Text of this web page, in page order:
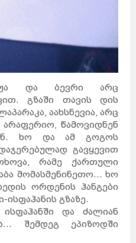
და ბევრი არც
გზაში თავის დის
აახსნევია, არც
წამოვიდნენ
ხო და ამ გოგოს
გავყევით
რამე ქართული
მომასმენინეთო... ხო
ორდენის ჰანგები
გზაზე.
და ძალიან
შემდეგ ეპიზოდში